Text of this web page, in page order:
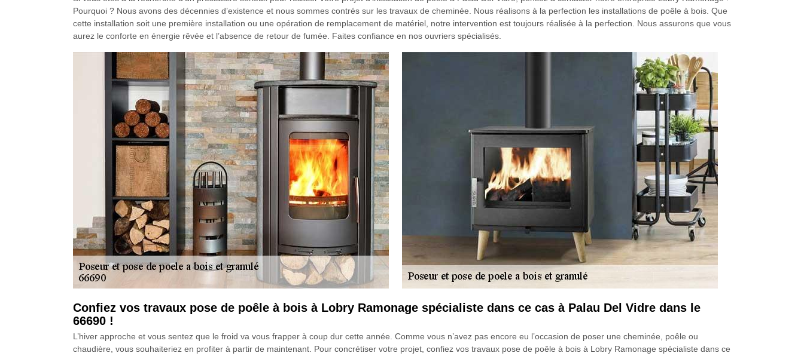
Pourquoi ? Nous avons des décennies d’existence et nous sommes contrés sur les travaux de cheminée. Nous réalisons à la perfection les installations de poêle à bois. Que
cette installation soit une première installation ou une opération de remplacement de matériel, notre intervention est toujours réalisée à la perfection. Nous assurons que vous
aurez le conforte en énergie rêvée et l’absence de retour de fumée. Faites confiance en nos ouvriers spécialisés.
Confiez vos travaux pose de poêle à bois à Lobry Ramonage spécialiste dans ce cas à Palau Del Vidre dans le
66690 !
L’hiver approche et vous sentez que le froid va vous frapper à coup dur cette année. Comme vous n’avez pas encore eu l’occasion de poser une cheminée, poêle ou
chaudière, vous souhaiteriez en profiter à partir de maintenant. Pour concrétiser votre projet, confiez vos travaux pose de poêle à bois à Lobry Ramonage spécialiste dans ce